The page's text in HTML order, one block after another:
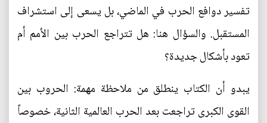
تفسير دوافع الحرب في الماضي، بل يسعى إلى استشراف
المستقبل. والسؤال هنا: هل تتراجع الحرب بين الأمم أم
تعود بأشكال جديدة؟
يبدو أن الكتاب ينطلق من ملاحظة مهمة: الحروب بين
القوى الكبرى تراجعت بعد الحرب العالمية الثانية، خصوصاً